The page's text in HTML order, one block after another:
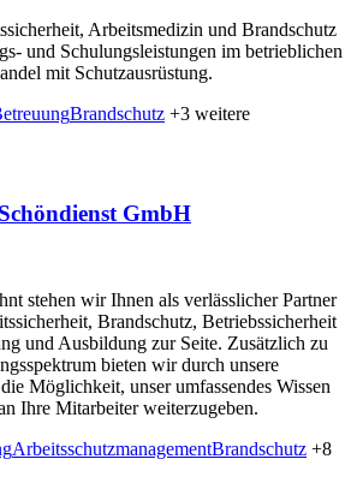
Arbeitsmedizin und Brandschutz
und Schulungsleistungen im betrieblichen
mit Schutzausrüstung.
Brandschutz +3 weitere
GmbH
stehen wir Ihnen als verlässlicher Partner
Brandschutz, Betriebssicherheit
und Ausbildung zur Seite. Zusätzlich zu
bieten wir durch unsere
Möglichkeit, unser umfassendes Wissen
Ihre Mitarbeiter weiterzugeben.
ArbeitsschutzmanagementBrandschutz +8